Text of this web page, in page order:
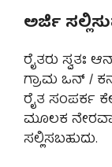
ಅರ್ಜಿ
ರೈತರು ಸ್ವತಃ
ಗ್ರಾಮ ಒನ್ /
ರೈತ ಸಂಪರ್ಕ
ಮೂಲಕ
ಸಲ್ಲಿಸಬಹುದು.